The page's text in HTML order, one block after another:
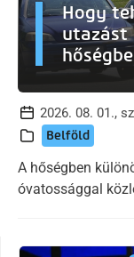
Hogy
utazást
2026. 08. 01.,
Belföld
A hőségben
óvatossággal